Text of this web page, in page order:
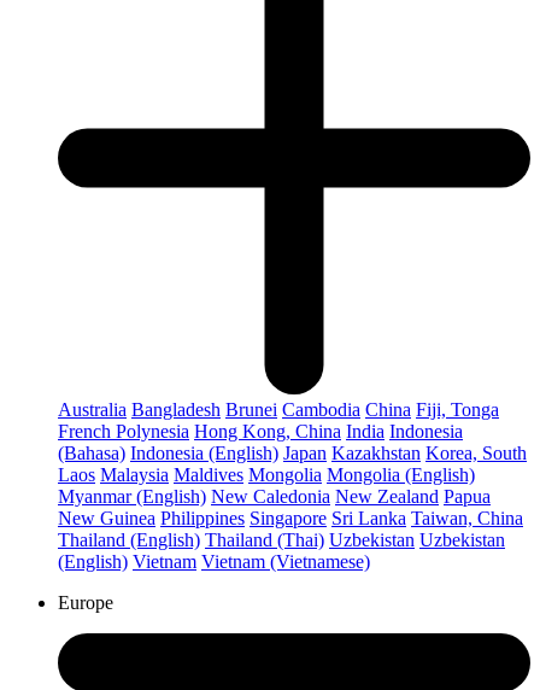
Australia Bangladesh Brunei Cambodia China Fiji, Tonga
French Polynesia Hong Kong, China India Indonesia
(Bahasa) Indonesia (English) Japan Kazakhstan Korea, South
Laos Malaysia Maldives Mongolia Mongolia (English)
Myanmar (English) New Caledonia New Zealand Papua
New Guinea Philippines Singapore Sri Lanka Taiwan, China
Thailand (English) Thailand (Thai) Uzbekistan Uzbekistan
(English) Vietnam Vietnam (Vietnamese)
Europe